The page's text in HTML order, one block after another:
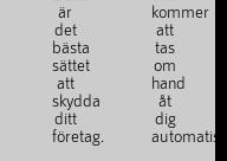
är
det
bästa
sättet
att
skydda
ditt
företag.
kommer
att
tas
om
hand
åt
dig